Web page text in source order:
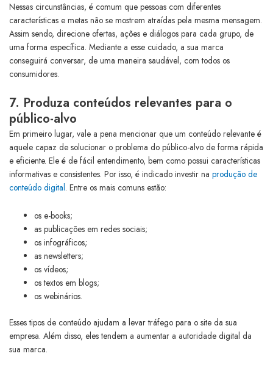
Nessas circunstâncias, é comum que pessoas com diferentes
características e metas não se mostrem atraídas pela mesma mensagem.
Assim sendo, direcione ofertas, ações e diálogos para cada grupo, de
uma forma específica. Mediante a esse cuidado, a sua marca
conseguirá conversar, de uma maneira saudável, com todos os
consumidores.
7. Produza conteúdos relevantes para o
público-alvo
Em primeiro lugar, vale a pena mencionar que um conteúdo relevante é
aquele capaz de solucionar o problema do público-alvo de forma rápida
e eficiente. Ele é de fácil entendimento, bem como possui características
informativas e consistentes. Por isso, é indicado investir na produção de
conteúdo digital. Entre os mais comuns estão:
os e-books;
as publicações em redes sociais;
os infográficos;
as newsletters;
os vídeos;
os textos em blogs;
os webinários.
Esses tipos de conteúdo ajudam a levar tráfego para o site da sua
empresa. Além disso, eles tendem a aumentar a autoridade digital da
sua marca.